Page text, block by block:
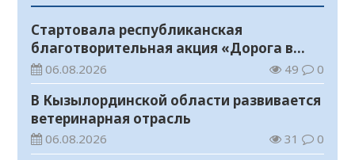
Стартовала республиканская
благотворительная акция «Дорога в
школу»
06.08.2026 49 0
В Кызылординской области развивается
ветеринарная отрасль
06.08.2026 31 0